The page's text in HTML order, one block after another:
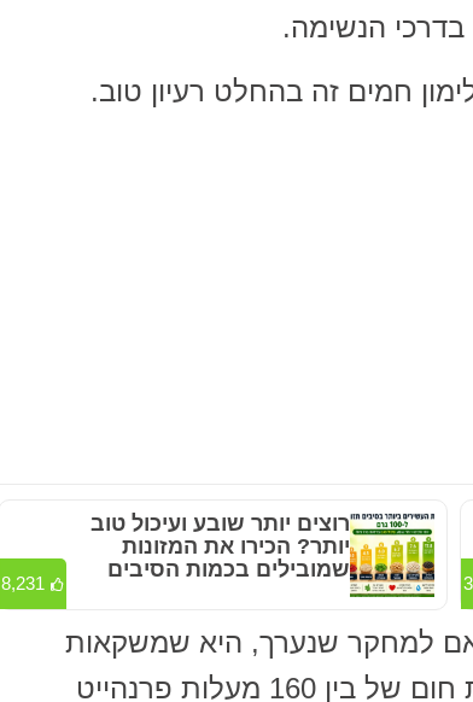
בדרכי הנשימה.
חמים זה בהחלט רעיון טוב.
רוצים יותר שובע ועיכול טוב
יותר? הכירו את המזונות
שמובילים בכמות הסיבים
8,231
למחקר שנערך, היא שמשקאות
חמים או חמימים צריכים להיות ברמת חום של בין 160 מעלות פרנהייט